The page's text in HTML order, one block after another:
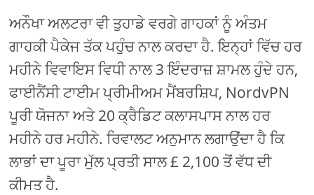
ਅਨੌਖਾ ਅਲਟਰਾ ਵੀ ਤੁਹਾਡੇ ਵਰਗੇ ਗਾਹਕਾਂ ਨੂੰ ਅੰਤਮ
ਗਾਹਕੀ ਪੈਕੇਜ ਤੱਕ ਪਹੁੰਚ ਨਾਲ ਕਰਦਾ ਹੈ. ਇਨ੍ਹਾਂ ਵਿੱਚ ਹਰ
ਮਹੀਨੇ ਵਿਵਾਇਸ ਵਿਧੀ ਨਾਲ 3 ਇੰਦਰਾਜ਼ ਸ਼ਾਮਲ ਹੁੰਦੇ ਹਨ,
ਫਾਈਨੈਂਸੀ ਟਾਈਮ ਪ੍ਰੀਮੀਅਮ ਮੈਂਬਰਸ਼ਿਪ, NordvPN
ਪੂਰੀ ਯੋਜਨਾ ਅਤੇ 20 ਕ੍ਰੈਡਿਟ ਕਲਾਸਪਾਸ ਨਾਲ ਹਰ
ਮਹੀਨੇ ਹਰ ਮਹੀਨੇ. ਰਿਵਾਲਟ ਅਨੁਮਾਨ ਲਗਾਉਂਦਾ ਹੈ ਕਿ
ਲਾਭਾਂ ਦਾ ਪੂਰਾ ਮੁੱਲ ਪ੍ਰਤੀ ਸਾਲ £ 2,100 ਤੋਂ ਵੱਧ ਦੀ
ਕੀਮਤ ਹੈ.